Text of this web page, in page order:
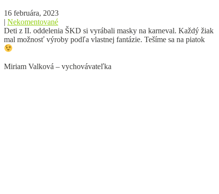
16 februára, 2023
| Nekomentované
Deti z II. oddelenia ŠKD si vyrábali masky na karneval. Každý žiak
mal možnosť výroby podľa vlastnej fantázie. Tešíme sa na piatok
Miriam Valková – vychovávateľka